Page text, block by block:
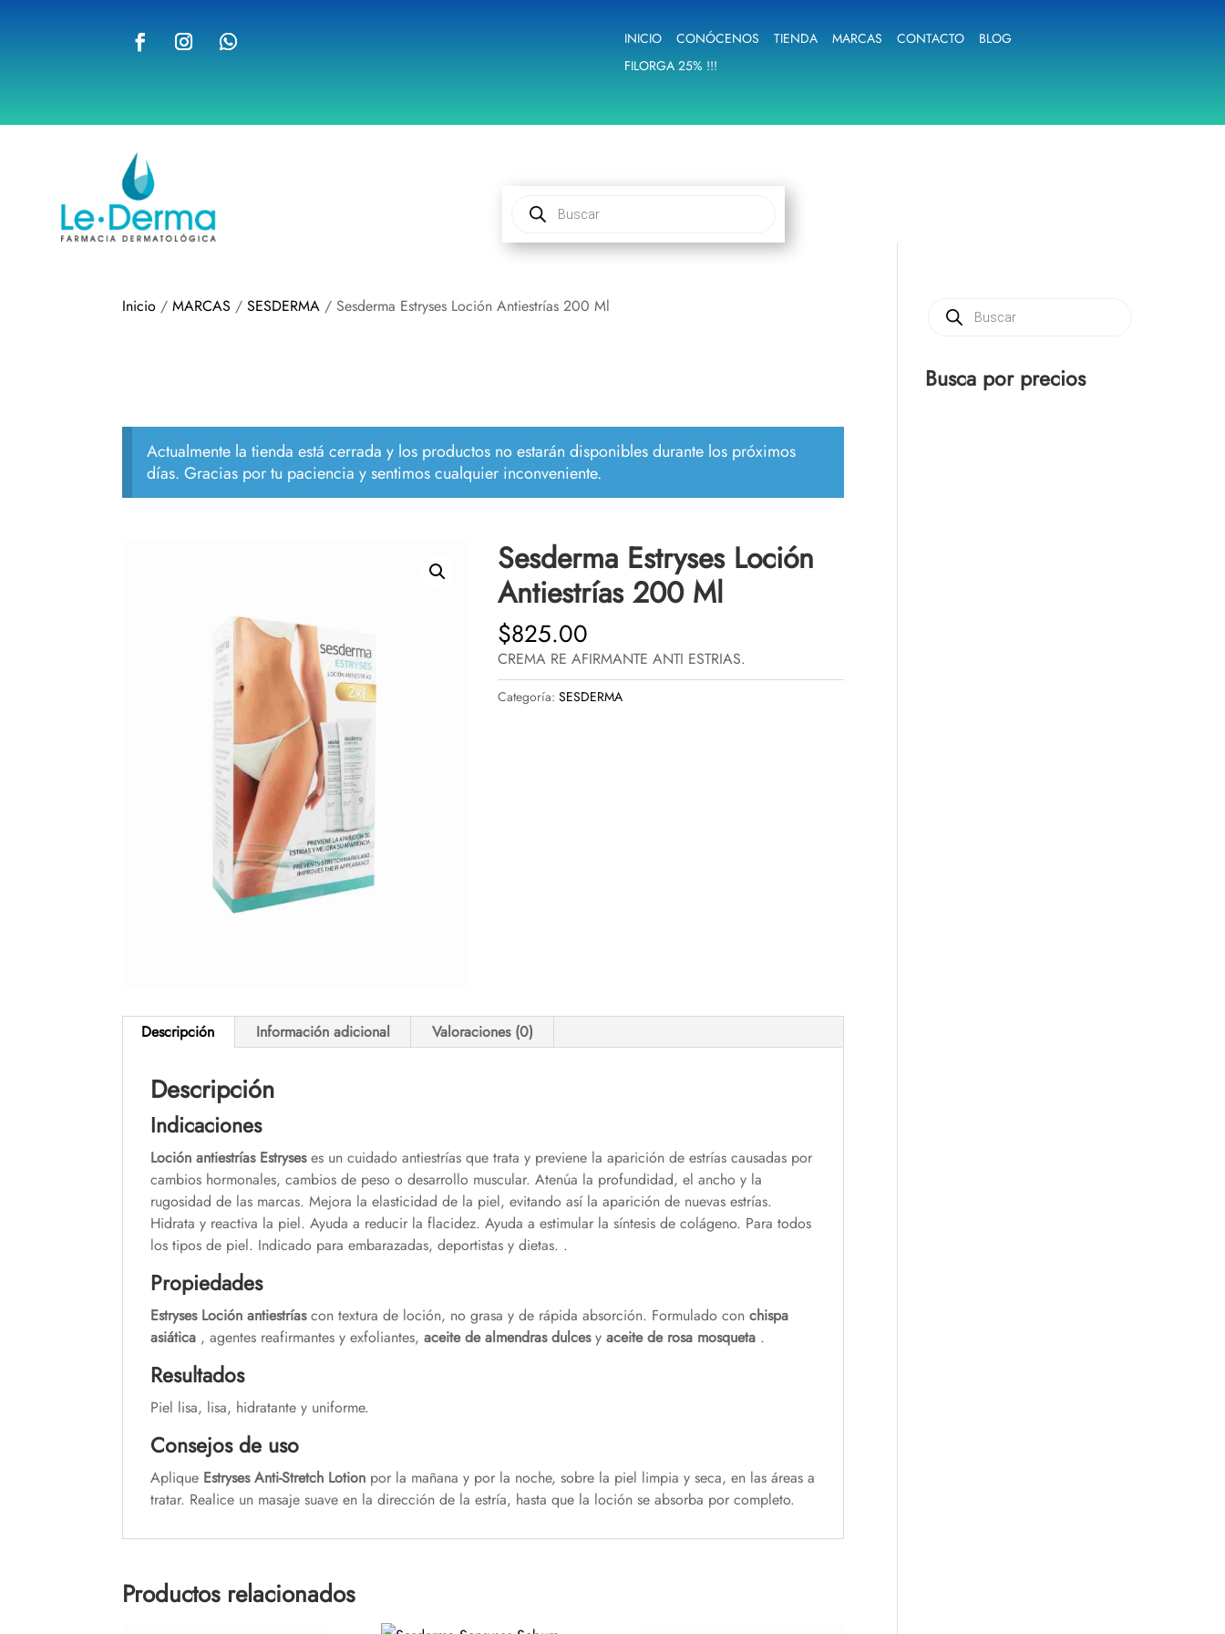
INICIO CONÓCENOS TIENDA MARCAS CONTACTO
BLOG
FILORGA 25% !!!
Búsqueda
Inicio /MARCAS /SESDERMA / Sesderma Estryses Loción Antiestrías 200 Ml
Actualmente la tienda está cerrada y los productos no estarán disponibles durante los próximos
días. Gracias por tu paciencia y sentimos cualquier inconveniente.
Sesderma Estryses Loción
Antiestrías 200 Ml
$825.00
CREMA RE AFIRMANTE ANTI ESTRIAS.
Categoría:SESDERMA
Descripción Información adicional Valoraciones (0)
Descripción
Indicaciones
Loción antiestrías Estryseses un cuidado antiestrías que trata y previene la aparición de estrías causadas por
cambios hormonales, cambios de peso o desarrollo muscular. Atenúa la profundidad, el ancho y la
rugosidad de las marcas. Mejora la elasticidad de la piel, evitando así la aparición de nuevas estrías.
Hidrata y reactiva la piel. Ayuda a reducir la flacidez. Ayuda a estimular la síntesis de colágeno. Para todos
los tipos de piel. Indicado para embarazadas, deportistas y dietas. .
Propiedades
Estryses Loción antiestríascon textura de loción, no grasa y de rápida absorción. Formulado conchispa
asiática , agentes reafirmantes y exfoliantes,aceite de almendras dulcesyaceite de rosa mosqueta .
Resultados
Piel lisa, lisa, hidratante y uniforme.
Consejos de uso
Aplique Estryses Anti-Stretch Lotion por la mañana y por la noche, sobre la piel limpia y seca, en las áreas a
tratar. Realice un masaje suave en la dirección de la estría, hasta que la loción se absorba por completo.
Productos relacionados
Búsqueda
Busca por precios